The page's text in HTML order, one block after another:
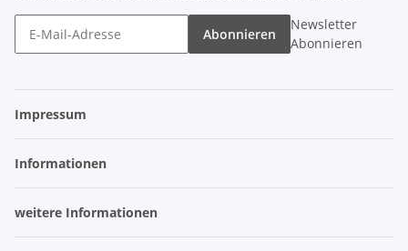
Abonnieren
Newsletter
Abonnieren
Impressum
Informationen
weitere Informationen